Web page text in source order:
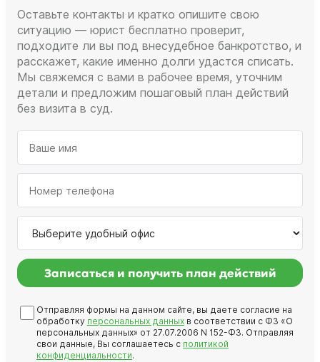
Оставьте контакты и кратко опишите свою
ситуацию — юрист бесплатно проверит,
подходите ли вы под внесудебное банкротство, и
расскажет, какие именно долги удастся списать.
Мы свяжемся с вами в рабочее время, уточним
детали и предложим пошаговый план действий
без визита в суд.
Записаться и получить план действий
Отправляя формы на данном сайте, вы даете согласие на
обработку персональных данных в соответствии с ФЗ «О
персональных данных» от 27.07.2006 N 152-ФЗ. Отправляя
свои данные, Вы соглашаетесь с политикой
конфиденциальности.